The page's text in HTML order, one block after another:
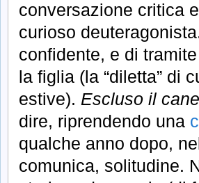
conversazione critica
curioso
confidente, e di
la figlia (la “diletta” di
estive). Escluso il
dire, riprendendo una
qualche anno dopo,
comunica, solitudine.